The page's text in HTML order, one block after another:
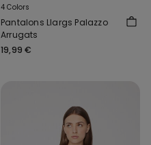
4 Colors
Pantalons Llargs Palazzo
Arrugats
19,99 €